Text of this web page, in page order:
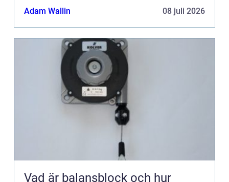
noggrant utvald kombination a...
Adam Wallin 08 juli 2026
Vad är balansblock och hur